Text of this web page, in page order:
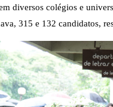
diversos colégios e
315 e 132 candidatos,